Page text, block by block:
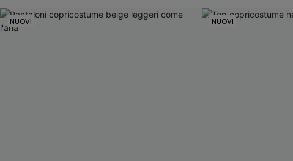
NUOVI NUOVI